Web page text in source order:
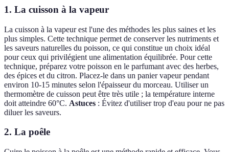
1. La cuisson à la vapeur
La cuisson à la vapeur est l'une des méthodes les plus saines et les
plus simples. Cette technique permet de conserver les nutriments et
les saveurs naturelles du poisson, ce qui constitue un choix idéal
pour ceux qui privilégient une alimentation équilibrée. Pour cette
technique, préparez votre poisson en le parfumant avec des herbes,
des épices et du citron. Placez-le dans un panier vapeur pendant
environ 10-15 minutes selon l'épaisseur du morceau. Utiliser un
thermomètre de cuisson peut être très utile ; la température interne
doit atteindre 60°C. Astuces : Évitez d'utiliser trop d'eau pour ne pas
diluer les saveurs.
2. La poêle